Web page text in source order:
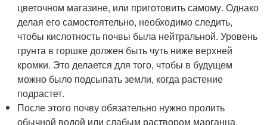
цветочном магазине, или приготовить самому. Однако
делая его самостоятельно, необходимо следить,
чтобы кислотность почвы была нейтральной. Уровень
грунта в горшке должен быть чуть ниже верхней
кромки. Это делается для того, чтобы в будущем
можно было подсыпать земли, когда растение
подрастет.
После этого почву обязательно нужно пролить
обычной водой или слабым раствором марганца.